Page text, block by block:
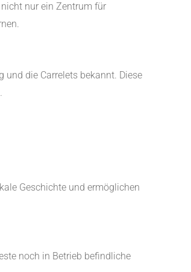
nur ein Zentrum für
die Carrelets bekannt. Diese
Geschichte und ermöglichen
noch in Betrieb befindliche